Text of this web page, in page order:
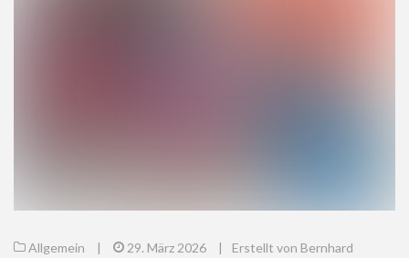
Allgemein | 29. März 2026 |
Erstellt von Bernhard